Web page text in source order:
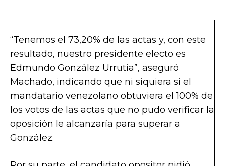
“Tenemos el 73,20% de las actas y, con este
resultado, nuestro presidente electo es
Edmundo González Urrutia”, aseguró
Machado, indicando que ni siquiera si el
mandatario venezolano obtuviera el 100% de
los votos de las actas que no pudo verificar la
oposición le alcanzaría para superar a
González.